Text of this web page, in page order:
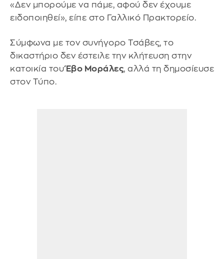
«Δεν μπορούμε να πάμε, αφού δεν έχουμε
ειδοποιηθεί», είπε στο Γαλλικό Πρακτορείο.
Σύμφωνα με τον συνήγορο Τσάβες, το
δικαστήριο δεν έστειλε την κλήτευση στην
κατοικία τουΈβο Μοράλες, αλλά τη δημοσίευσε
στον Τύπο.